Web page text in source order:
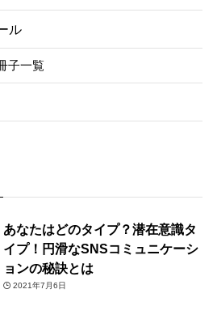
ル
子一覧
あなたはどのタイプ？潜在意識タ
イプ！円滑なSNSコミュニケーシ
ョンの秘訣とは
2021年7月6日